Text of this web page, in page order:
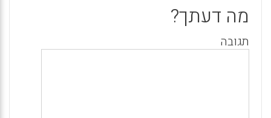
מה דעתך?
תגובה